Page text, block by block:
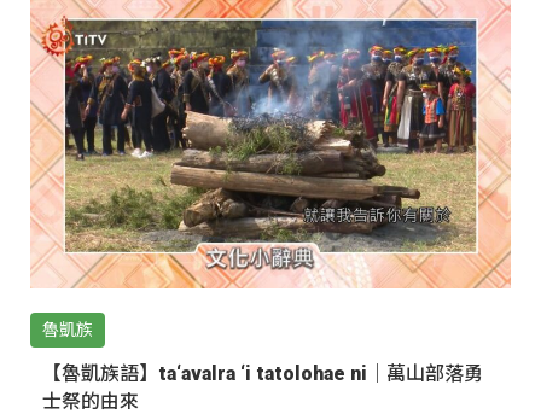
魯凱族
【魯凱族語】ta‘avalra ‘i tatolohae ni｜萬山部落勇
士祭的由來